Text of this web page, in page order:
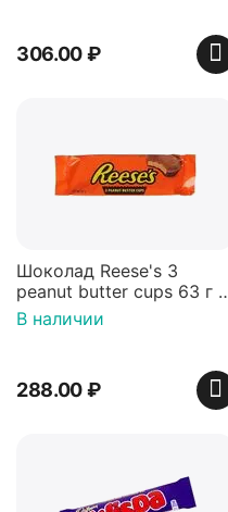
306.00₽
Шоколад Reese's 3
peanut butter cups 63 г с
арахисовой пастой
В наличии
288.00₽